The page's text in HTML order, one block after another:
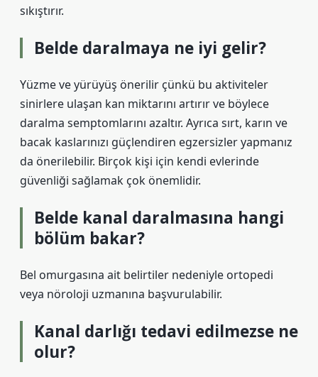
sıkıştırır.
Belde daralmaya ne iyi gelir?
Yüzme ve yürüyüş önerilir çünkü bu aktiviteler
sinirlere ulaşan kan miktarını artırır ve böylece
daralma semptomlarını azaltır. Ayrıca sırt, karın ve
bacak kaslarınızı güçlendiren egzersizler yapmanız
da önerilebilir. Birçok kişi için kendi evlerinde
güvenliği sağlamak çok önemlidir.
Belde kanal daralmasına hangi
bölüm bakar?
Bel omurgasına ait belirtiler nedeniyle ortopedi
veya nöroloji uzmanına başvurulabilir.
Kanal darlığı tedavi edilmezse ne
olur?